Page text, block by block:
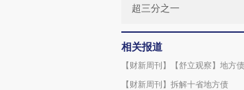
超三分之一
相关报道
【财新周刊】【舒立观察】地方
【财新周刊】拆解十省地方债